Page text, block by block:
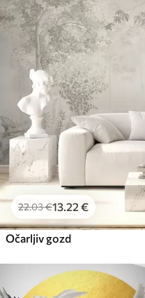
22.03€13 .22 €
Očarljiv gozd